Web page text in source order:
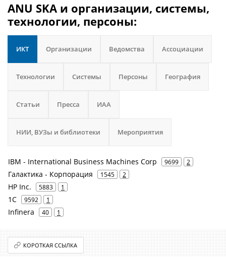
ANU SKA и организации, системы,
технологии, персоны:
ИКТ Организации Ведомства Ассоциации
Технологии Системы Персоны География
Статьи Пресса ИАА
НИИ, ВУЗы и библиотеки Мероприятия
IBM - International Business Machines Corp 9699 2
Галактика - Корпорация 1545 2
HP Inc. 5883 1
1С 9592 1
Infinera 40 1
КОРОТКАЯ ССЫЛКА